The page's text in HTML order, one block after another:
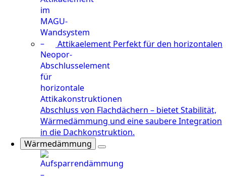
Attikaelement Perfekt für den horizontalen
Abschluss von Flachdächern – bietet Stabilität,
Wärmedämmung und eine saubere Integration
in die Dachkonstruktion.
Wärmedämmung